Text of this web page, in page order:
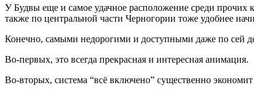
У Будвы еще и самое удачное расположение среди
также по центральной части Черногории тоже удобнее
Конечно, самыми недорогими и доступными даже по сей
Во-первых, это всегда прекрасная и интересная анимация.
Во-вторых, система “всё включено” существенно